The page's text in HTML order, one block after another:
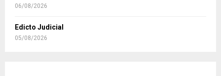
06/08/2026
Edicto Judicial
05/08/2026